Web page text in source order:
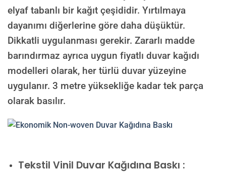
elyaf tabanlı bir kağıt çeşididir. Yırtılmaya
dayanımı diğerlerine göre daha düşüktür.
Dikkatli uygulanması gerekir. Zararlı madde
barındırmaz ayrıca uygun fiyatlı duvar kağıdı
modelleri olarak, her türlü duvar yüzeyine
uygulanır. 3 metre yüksekliğe kadar tek parça
olarak basılır.
Tekstil Vinil Duvar Kağıdına Baskı :